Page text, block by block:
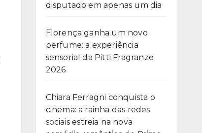
disputado em apenas um dia
Florença ganha um novo
perfume: a experiência
sensorial da Pitti Fragranze
2026
Chiara Ferragni conquista o
cinema: a rainha das redes
sociais estreia na nova